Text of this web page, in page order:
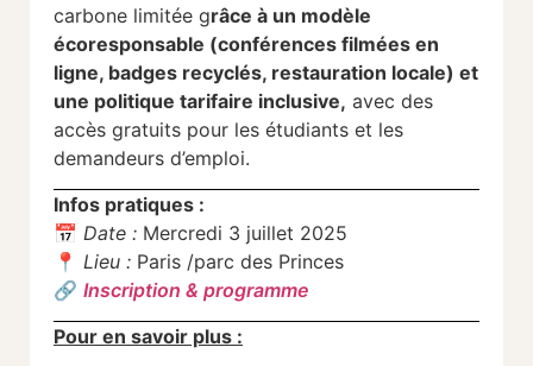
carbone limitée grâce à un modèle
écoresponsable (conférences filmées en
ligne, badges recyclés, restauration locale) et
une politique tarifaire inclusive, avec des
accès gratuits pour les étudiants et les
demandeurs d’emploi.
Infos pratiques :
📅 Date : Mercredi 3 juillet 2025
📍 Lieu : Paris /parc des Princes
🔗 Inscription & programme
Pour en savoir plus :